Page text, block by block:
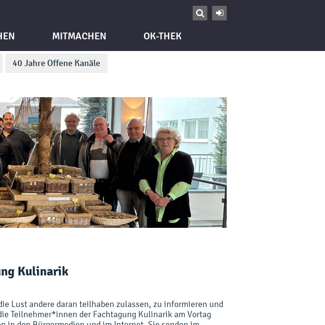


40 Jahre Offene Kanäle
MITMACHEN OK-THEK
Kulinarik
Lust andere daran teilhaben zulassen, zu informieren und
Teilnehmer*innen der Fachtagung Kulinarik am Vortag